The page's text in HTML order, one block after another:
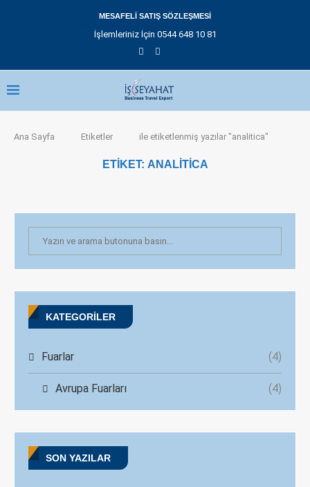
MESAFELI SATIŞ SÖZLEŞMESI
İşlemleriniz İçin 0544 648 10 81
Ana Sayfa Etiketler ile etiketlenmiş yazılar "analitica"
ETIKET: ANALITICA
KATEGORILER
Fuarlar (4)
Avrupa Fuarları (4)
SON YAZILAR